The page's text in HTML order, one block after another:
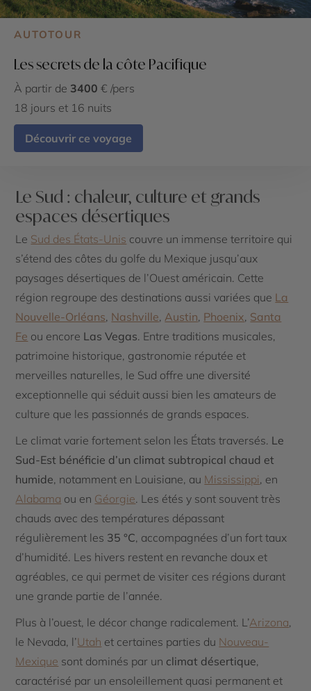
AUTOTOUR
Les secrets de la côte Pacifique
À partir de 3400 € /pers
18 jours et 16 nuits
Découvrir ce voyage
Le Sud : chaleur, culture et grands
espaces désertiques
Le Sud des États-Unis couvre un immense territoire qui
s’étend des côtes du golfe du Mexique jusqu’aux
paysages désertiques de l’Ouest américain. Cette
région regroupe des destinations aussi variées que La
Nouvelle-Orléans, Nashville,Austin, Phoenix, Santa
Fe ou encore Las Vegas. Entre traditions musicales,
patrimoine historique, gastronomie réputée et
merveilles naturelles, le Sud offre une diversité
exceptionnelle qui séduit aussi bien les amateurs de
culture que les passionnés de grands espaces.
Le climat varie fortement selon les États traversés. Le
Sud-Est bénéficie d’un climat subtropical chaud et
humide, notamment en Louisiane, au Mississippi, en
Alabama ou en Géorgie. Les étés y sont souvent très
chauds avec des températures dépassant
régulièrement les 35 °C, accompagnées d’un fort taux
d’humidité. Les hivers restent en revanche doux et
agréables, ce qui permet de visiter ces régions durant
une grande partie de l’année.
Plus à l’ouest, le décor change radicalement. L’Arizona,
le Nevada, l’Utah et certaines parties du Nouveau-
Mexique sont dominés par un climat désertique,
caractérisé par un ensoleillement quasi permanent et